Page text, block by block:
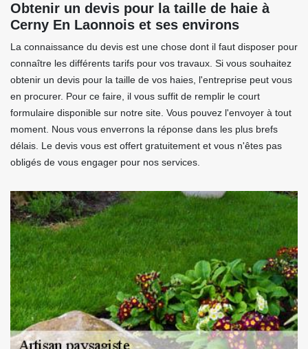
Obtenir un devis pour la taille de haie à
Cerny En Laonnois et ses environs
La connaissance du devis est une chose dont il faut disposer pour
connaître les différents tarifs pour vos travaux. Si vous souhaitez
obtenir un devis pour la taille de vos haies, l'entreprise peut vous
en procurer. Pour ce faire, il vous suffit de remplir le court
formulaire disponible sur notre site. Vous pouvez l'envoyer à tout
moment. Nous vous enverrons la réponse dans les plus brefs
délais. Le devis vous est offert gratuitement et vous n'êtes pas
obligés de vous engager pour nos services.